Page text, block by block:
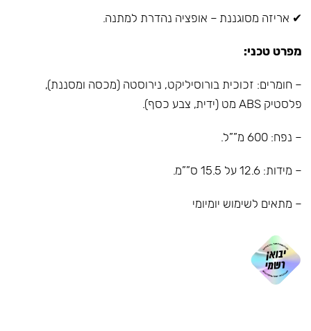
✔ אריזה מסוגננת – אופציה נהדרת למתנה.
מפרט טכני:
– חומרים: זכוכית בורוסיליקט, נירוסטה (מכסה ומסננת),
פלסטיק ABS מט (ידית, צבע כסף).
– נפח: 600 מ””ל.
– מידות: 12.6 על 15.5 ס””מ.
– מתאים לשימוש יומיומי